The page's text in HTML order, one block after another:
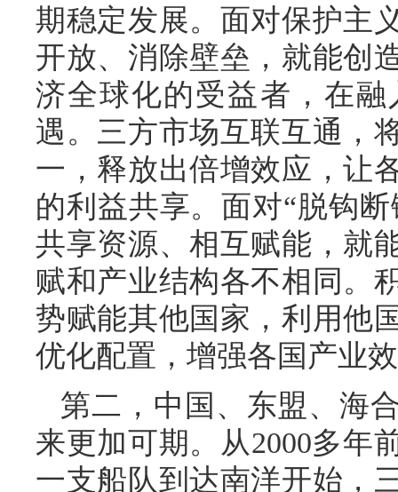
期稳定发展。面对保护主
开放、消除壁垒，就能创
济全球化的受益者，在
遇。三方市场互联互通，
一，释放出倍增效应，让
的利益共享。面对“脱钩
共享资源、相互赋能，就
赋和产业结构各不相同。
势赋能其他国家，利用他
优化配置，增强各国产业
第二，中国、东盟、海
来更加可期。从2000多年
一支船队到达南洋开始，